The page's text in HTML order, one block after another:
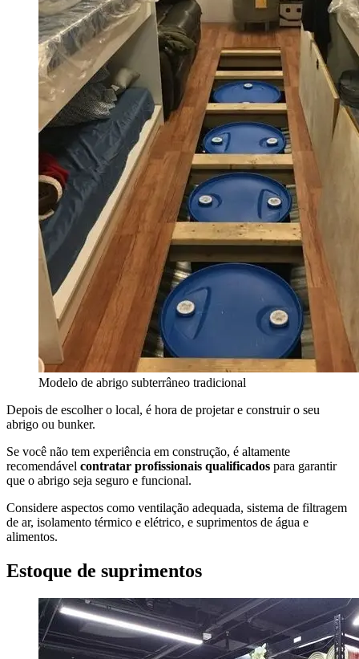
Modelo de abrigo subterrâneo tradicional
Depois de escolher o local, é hora de projetar e construir o seu
abrigo ou bunker.
Se você não tem experiência em construção, é altamente
recomendável contratar profissionais qualificados para garantir
que o abrigo seja seguro e funcional.
Considere aspectos como ventilação adequada, sistema de filtragem
de ar, isolamento térmico e elétrico, e suprimentos de água e
alimentos.
Estoque de suprimentos